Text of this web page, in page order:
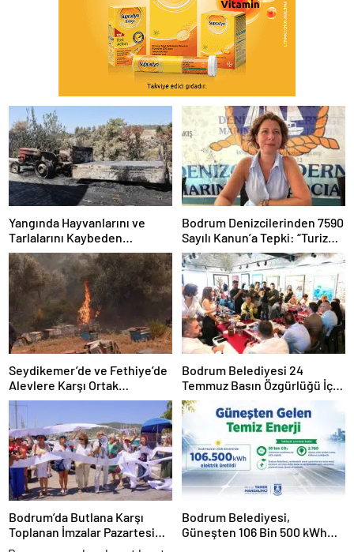
Yangında Hayvanlarını ve
Tarlalarını Kaybeden
Üreticilere Muğla
Büyükşehir’den Destek
Bodrum Denizcilerinden 7590
Sayılı Kanun’a Tepki: “Turizm
Tekneleri Gemilerle Aynı
Kefeye Konuldu”
Seydikemer’de ve Fethiye’de
Alevlere Karşı Ortak
Mücadele
Bodrum Belediyesi 24
Temmuz Basın Özgürlüğü İçin
Mücadele Günü’nde Basın
Mensuplarıyla Bir Araya Geldi
Bodrum’da Butlana Karşı
Toplanan İmzalar Pazartesi
Ankara’da MuhatabınaTeslim
Bodrum Belediyesi,
Güneşten 106 Bin 500 kWh